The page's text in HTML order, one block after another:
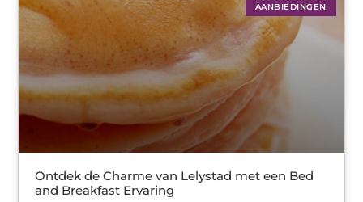
AANBIEDINGEN
Ontdek de Charme van Lelystad met een Bed
and Breakfast Ervaring